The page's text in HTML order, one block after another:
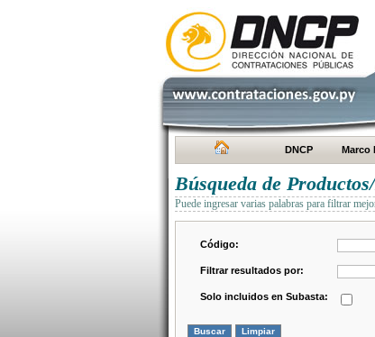
DNCP Marco
Búsqueda de
Puede ingresar varias palabras para filtrar
Código:
Filtrar resultados por:
Solo incluidos en Subasta: